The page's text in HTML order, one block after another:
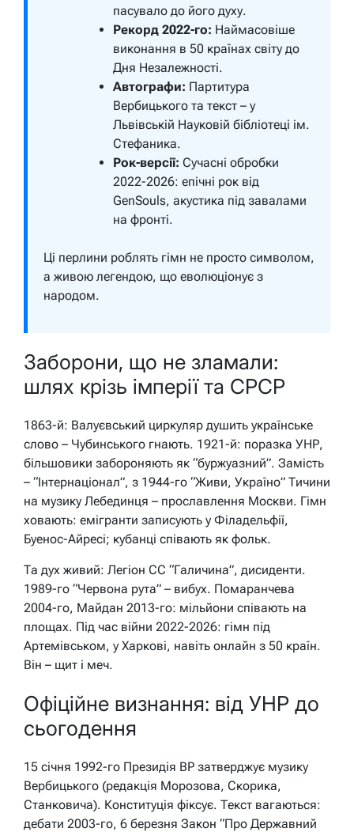
пасувало до його духу.
Рекорд 2022-го: Наймасовіше
виконання в 50 країнах світу до
Дня Незалежності.
Автографи: Партитура
Вербицького та текст – у
Львівській Науковій бібліотеці ім.
Стефаника.
Рок-версії: Сучасні обробки
2022-2026: епічні рок від
GenSouls, акустика під завалами
на фронті.
Ці перлини роблять гімн не просто символом,
а живою легендою, що еволюціонує з
народом.
Заборони, що не зламали:
шлях крізь імперії та СРСР
1863-й: Валуєвський циркуляр душить українське
слово – Чубинського гнають. 1921-й: поразка УНР,
більшовики забороняють як “буржуазний”. Замість
– “Інтернаціонал”, з 1944-го “Живи, Україно” Тичини
на музику Лебединця – прославлення Москви. Гімн
ховають: емігранти записують у Філадельфії,
Буенос-Айресі; кубанці співають як фольк.
Та дух живий: Легіон СС “Галичина”, дисиденти.
1989-го “Червона рута” – вибух. Помаранчева
2004-го, Майдан 2013-го: мільйони співають на
площах. Під час війни 2022-2026: гімн під
Артемівськом, у Харкові, навіть онлайн з 50 країн.
Він – щит і меч.
Офіційне визнання: від УНР до
сьогодення
15 січня 1992-го Президія ВР затверджує музику
Вербицького (редакція Морозова, Скорика,
Станковича). Конституція фіксує. Текст вагаються:
дебати 2003-го, 6 березня Закон “Про Державний